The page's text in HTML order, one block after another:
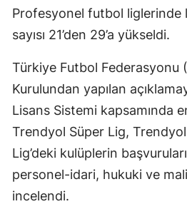
Profesyonel futbol liglerinde
sayısı 21’den 29’a yükseldi.
Türkiye Futbol Federasyonu
Kurulundan yapılan
Lisans Sistemi kapsamında
Trendyol Süper Lig,
Lig’deki kulüplerin
personel-idari, hukuki ve
incelendi.